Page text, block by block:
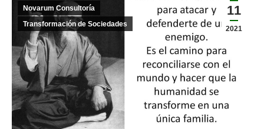
11
2021
Novarum Consultoría
Transformación de Sociedades